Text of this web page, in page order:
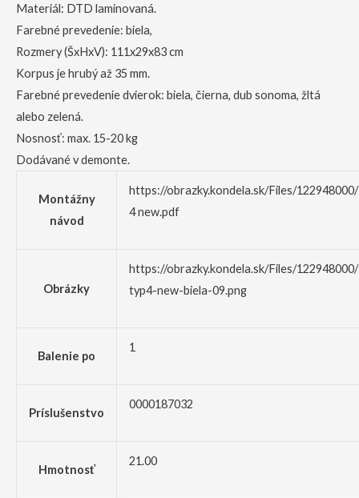
Materiál: DTD laminovaná.
Farebné prevedenie: biela,
Rozmery (ŠxHxV): 111x29x83 cm
Korpus je hrubý až 35 mm.
Farebné prevedenie dvierok: biela, čierna, dub sonoma, žltá
alebo zelená.
Nosnosť: max. 15-20 kg
Dodávané v demonte.
Montážny
návod
https://obrazky.kondela.sk/Files/
4 new.pdf
Obrázky
https://obrazky.kondela.sk/Files/
typ4-new-biela-09.png
Balenie po
1
Príslušenstvo
0000187032
Hmotnosť
21.00